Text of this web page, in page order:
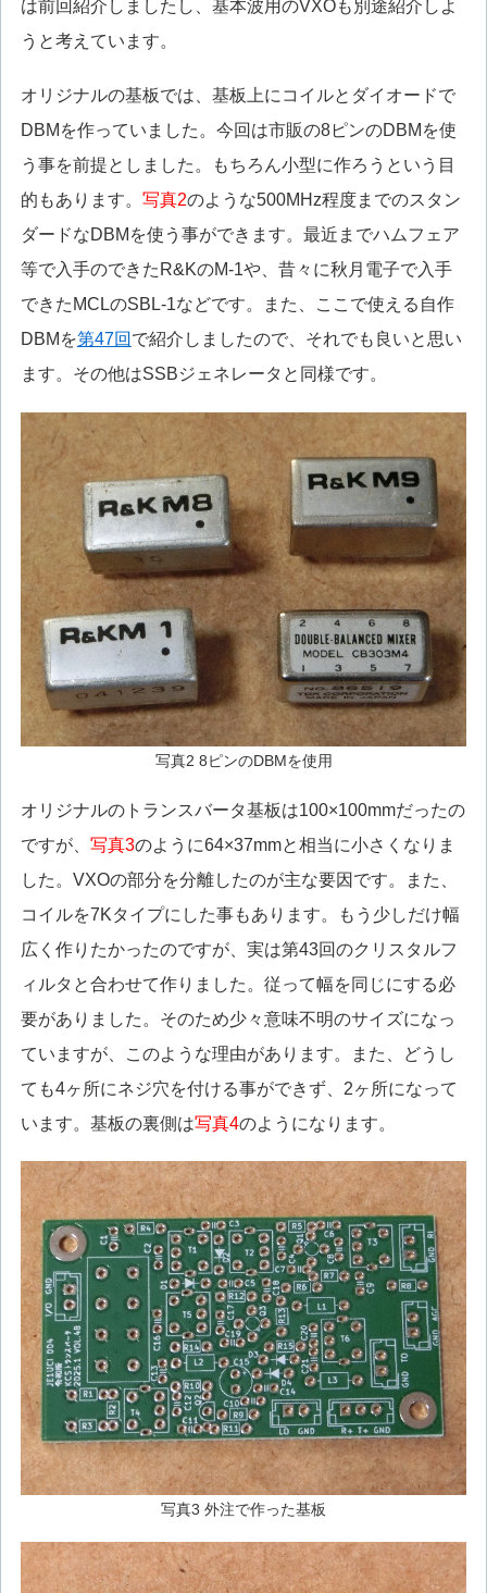
は前回紹介しましたし、基本波用のVXOも別途紹介しよ
うと考えています。
オリジナルの基板では、基板上にコイルとダイオードで
DBMを作っていました。今回は市販の8ピンのDBMを使
う事を前提としました。もちろん小型に作ろうという目
的もあります。 写真2のような500MHz程度までのスタン
ダードなDBMを使う事ができます。最近までハムフェア
等で入手のできたR&KのM-1や、昔々に秋月電子で入手
できたMCLのSBL-1などです。また、ここで使える自作
DBMを第47回 で紹介しましたので、それでも良いと思い
ます。その他はSSBジェネレータと同様です。
写真2 8ピンのDBMを使用
オリジナルのトランスバータ基板は100×100mmだったの
ですが、 写真3のように64×37mmと相当に小さくなりま
した。VXOの部分を分離したのが主な要因です。また、
コイルを7Kタイプにした事もあります。もう少しだけ幅
広く作りたかったのですが、実は第43回のクリスタルフ
ィルタと合わせて作りました。従って幅を同じにする必
要がありました。そのため少々意味不明のサイズになっ
ていますが、このような理由があります。また、どうし
ても4ヶ所にネジ穴を付ける事ができず、2ヶ所になって
います。基板の裏側は写真4のようになります。
写真3 外注で作った基板